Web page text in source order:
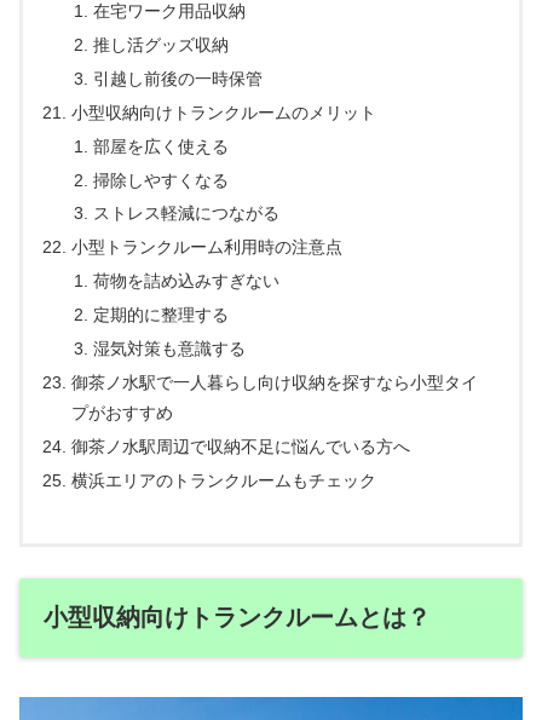
在宅ワーク用品収納
推し活グッズ収納
引越し前後の一時保管
小型収納向けトランクルームのメリット
部屋を広く使える
掃除しやすくなる
ストレス軽減につながる
小型トランクルーム利用時の注意点
荷物を詰め込みすぎない
定期的に整理する
湿気対策も意識する
御茶ノ水駅で一人暮らし向け収納を探すなら小型タイ
プがおすすめ
御茶ノ水駅周辺で収納不足に悩んでいる方へ
横浜エリアのトランクルームもチェック
小型収納向けトランクルームとは？